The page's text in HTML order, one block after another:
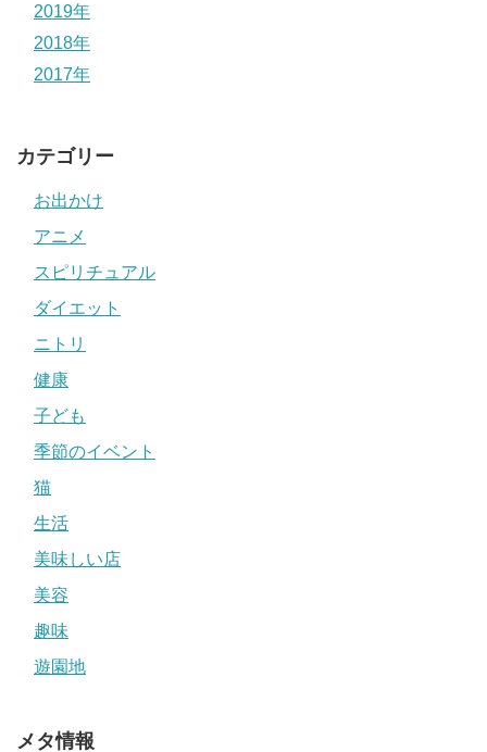
2019年
2018年
2017年
カテゴリー
お出かけ
アニメ
スピリチュアル
ダイエット
ニトリ
健康
子ども
季節のイベント
猫
生活
美味しい店
美容
趣味
遊園地
メタ情報